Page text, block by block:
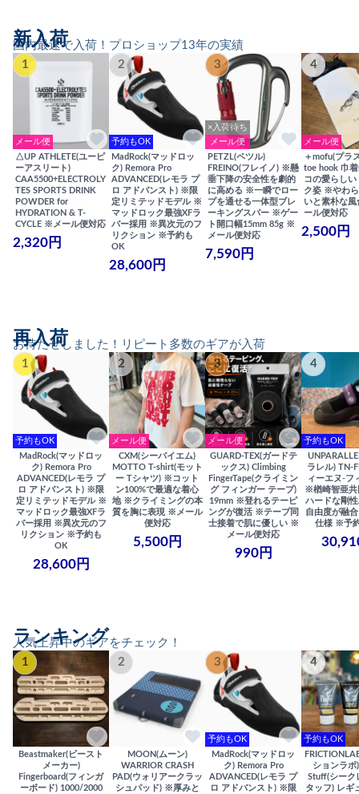
国内最速で入荷！プロショップ13年の実績
新入荷
1
メール便
△UP ATHLETE(ユーピ
ーアスリート)
CAA5500+ELECTROLY
TES SPORTS DRINK
POWDER for
HYDRATION & T-
CYCLE ※メール便対応
2,320円
2
予約もOK
MadRock(マッドロッ
ク) Remora Pro
ADVANCED(レモラ プ
ロ アドバンスト) ※限
定リミテッドモデル ※
マッドロック最強XFラ
バー採用 ※異次元のフ
リクション ※予約も
OK
28,600円
3
×入荷待ち
メール便
PETZL(ペツル)
FREINO(フレイノ) ※懸
垂下降の安全性を劇的
に高める ※一瞬でロー
プを通せる一体型ブレ
ーキングスパー ※ゲー
ト開口幅15mm 85g ※
メール便対応
7,590円
4
メール便
＋mofu(プラ
toe hook 巾
コの愛らしい
ク姿 ※やわ
いと素朴な
ール便対応
2,500円
お待たせしました！リピート多数のギアが入荷
再入荷
1
予約もOK
MadRock(マッドロッ
ク) Remora Pro
ADVANCED(レモラ プ
ロ アドバンスト) ※限
定リミテッドモデル ※
マッドロック最強XFラ
バー採用 ※異次元のフ
リクション ※予約も
OK
28,600円
2
メール便
CXM(シーバイエム)
MOTTO T-shirt(モット
ー Tシャツ) ※コット
ン100%で最適な着心
地 ※クライミングの本
質を胸に表現 ※メール
便対応
5,500円
3
メール便
GUARD-TEX(ガードテ
ックス) Climbing
FingerTape(クライミン
グ フィンガー テープ)
19mm ※登れるテーピ
ングが復活 ※テープ同
士接着で肌に優しい ※
メール便対応
990円
4
予約もOK
ラレル) TN-
ィーエヌ-フ
※楢崎智亜
ハードな剛
自由度が融
仕様 ※予
人気上昇中のギアをチェック！
ランキング
1
Beastmaker(ビースト
メーカー)
Fingerboard(フィンガ
ーボード) 1000/2000
2
MOON(ムーン)
WARRIOR CRASH
PAD(ウォリアークラッ
シュパッド) ※厚みと
3
予約もOK
MadRock(マッドロッ
ク) Remora Pro
ADVANCED(レモラ プ
ロ アドバンスト) ※限
4
予約もOK
ションラボ
Stuff(シーク
タッフ) レギ